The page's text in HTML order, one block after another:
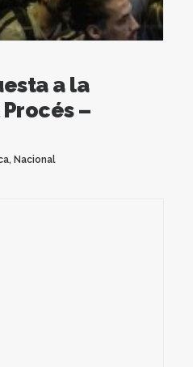
a la
–
, Nacional